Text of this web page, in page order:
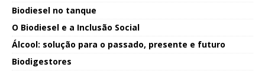
Biodiesel no tanque
O Biodiesel e a Inclusão Social
Álcool: solução para o passado, presente e futuro
Biodigestores